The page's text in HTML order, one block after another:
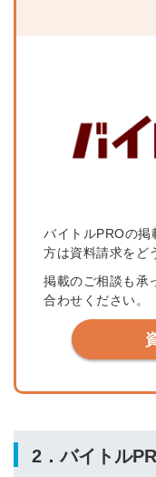
バイトルPROの掲
方は資料請求をど
掲載のご相談も承
合わせください。
2．バイトル
要です。